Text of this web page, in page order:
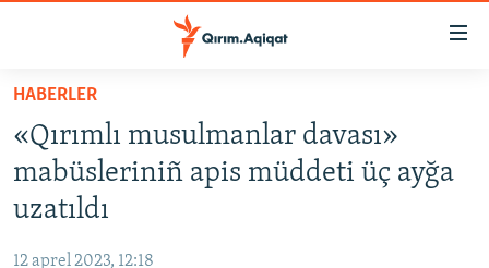
Esas
qaytmaq
Baş
navigatsiyağa
qaytmaq
Qıdıruvğa
SİYASET
İQTİSADİYAT
HABERLER
«Qırımlı musulmanlar davası»
mabüsleriniñ apis müddeti üç ayğa
uzatıldı
12 aprel 2023, 12:18